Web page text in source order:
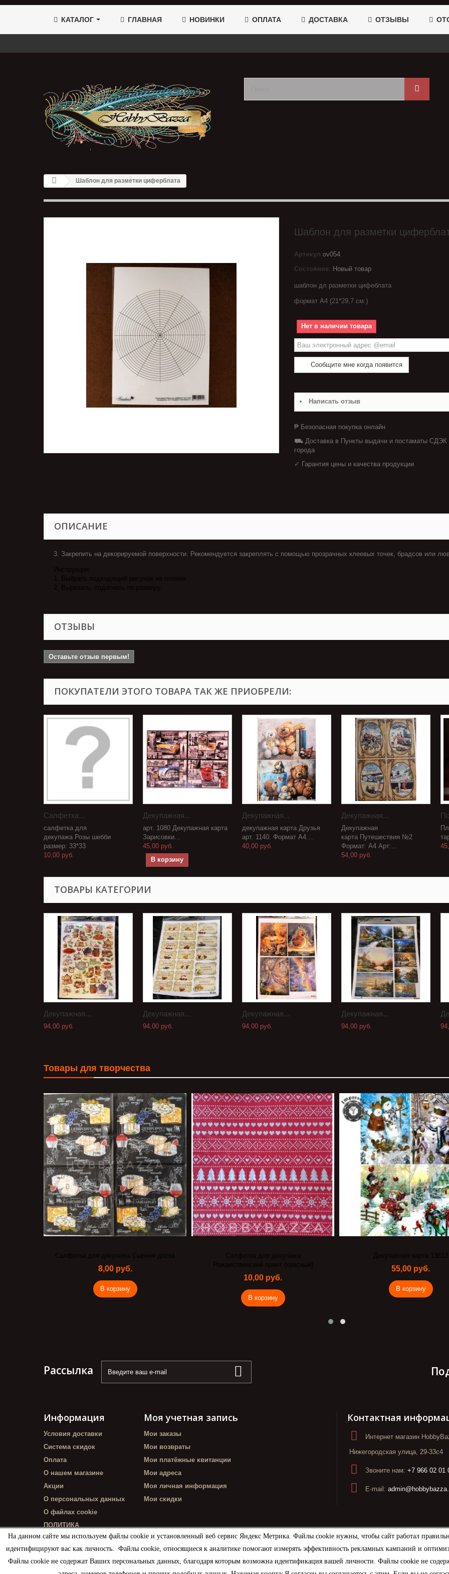
На данном сайте мы используем файлы cookie и установленный веб сервис Яндекс Метрика. Файлы cookie нужны, чтобы сайт работал
идентифицируют вас как личность. Файлы cookie, относящиеся к аналитике помогают измерять эффективность рекламных кампаний и
Файлы cookie не содержат Ваших персональных данных, благодаря которым возможна идентификация вашей личности. Файлы cookie не
КАТАЛОГ ГЛАВНАЯ НОВИНКИ ОПЛАТА ДОСТАВКА ОТЗЫВЫ
Шаблон для разметки циферблата
Шаблон для разметки
Артикул ov054
Состояние: Новый товар
шаблон дл разметки цифеблата
формат А4 (21*29,7 см.)
Нет в наличии товара
Сообщите мне когда появится
Написать отзыв
₱ Безопасная покупка онлайн
⛟ Доставка в Пункты выдачи и постаматы СДЭК
города
✓ Гарантия цены и качества продукции
ОПИСАНИЕ
3. Закрепить на декорируемой поверхности. Рекомендуется закреплять с помощью прозрачных клеевых точек, брадсов или
Инструкция:
1. Выбрать подходящий рисунок на пленке.
2. Вырезать, подогнать по размеру.
ОТЗЫВЫ
Оставьте отзыв первым!
ПОКУПАТЕЛИ ЭТОГО ТОВАРА ТАК ЖЕ ПРИОБРЕЛИ:
Салфетка...
салфетка для
декупажа Розы шебби
размер: 33*33
10,00 руб.
Декупажная...
арт. 1080 Декупажная карта
Зарисовки...
45,00 руб.
В корзину
Декупажная...
декупажная карта Друзья
арт. 1140. Формат А4....
40,00 руб.
Декупажная...
Декупажная
карта Путешествия №2
Формат: А4 Арт:...
54,00 руб.
ТОВАРЫ КАТЕГОРИИ
Декупажная...
94,00 руб.
Декупажная...
94,00 руб.
Декупажная...
94,00 руб.
Декупажная...
94,00 руб.
Товары для творчества
Салфетка для декупажа Сырная доска
8,00 руб.
В корзину
Салфетка для декупажа
Рождественский принт (красный)
10,00 руб.
В корзину
Декупажная карта 13612
55,00 руб.
В корзину
Рассылка
Информация
Условия доставки
Система скидок
Оплата
О нашем магазине
Акции
О персональных данных
О файлах cookie
ПОЛИТИКА
КОНФИДЕНЦИАЛЬНОСТИ
Моя учетная запись
Мои заказы
Мои возвраты
Мои платёжные квитанции
Мои адреса
Моя личная информация
Мои скидки
Контактная
Интернет магазин
Нижегородская улица, 29-33с4
Звоните нам: +7 966 02 01
E-mail: